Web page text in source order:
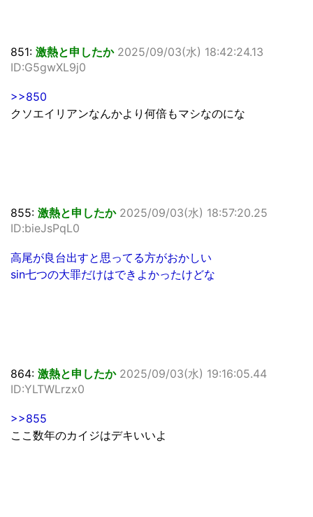
851: 激熱と申したか 2025/09/03(水) 18:42:24.13
ID:G5gwXL9j0
>>850
クソエイリアンなんかより何倍もマシなのにな
855: 激熱と申したか 2025/09/03(水) 18:57:20.25
ID:bieJsPqL0
高尾が良台出すと思ってる方がおかしい
sin七つの大罪だけはできよかったけどな
864: 激熱と申したか 2025/09/03(水) 19:16:05.44
ID:YLTWLrzx0
>>855
ここ数年のカイジはデキいいよ